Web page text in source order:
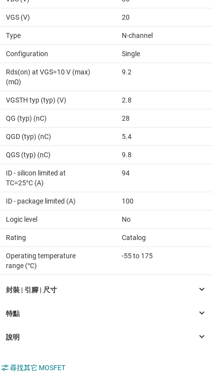
VGS (V) 20
Type N-channel
Configuration Single
Rds(on) at VGS=10 V (max)
(mΩ)
9.2
VGSTH typ (typ) (V) 2.8
QG (typ) (nC) 28
QGD (typ) (nC) 5.4
QGS (typ) (nC) 9.8
ID - silicon limited at
TC=25°C (A)
94
ID - package limited (A) 100
Logic level No
Rating Catalog
Operating temperature
range (°C)
-55 to 175
尋找其它 MOSFET